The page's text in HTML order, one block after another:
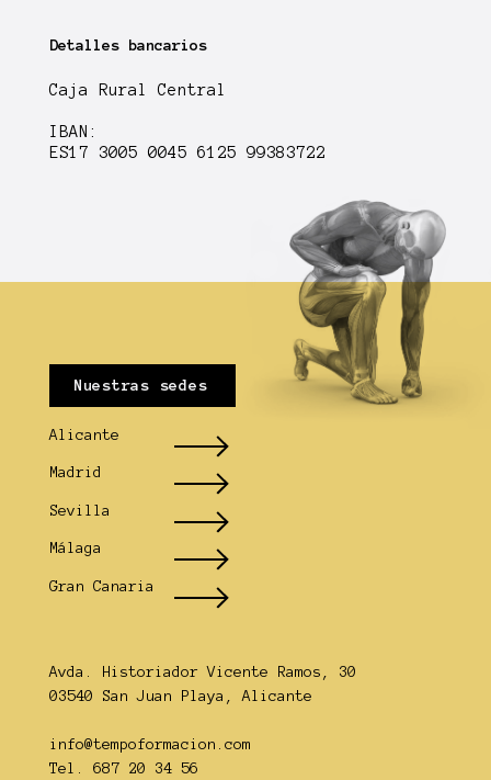
Detalles bancarios
Caja Rural Central
IBAN:
ES17 3005 0045 6125 99383722
Nuestras sedes
Alicante
Madrid
Sevilla
Málaga
Gran Canaria
Avda. Historiador Vicente Ramos, 30
03540 San Juan Playa, Alicante
info@tempoformacion.com
Tel. 687 20 34 56